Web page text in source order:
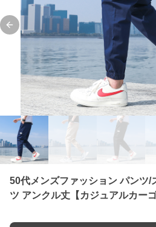
Previous slide
50代メンズファッション パン
ツ アンクル丈【カジュアルカーゴ